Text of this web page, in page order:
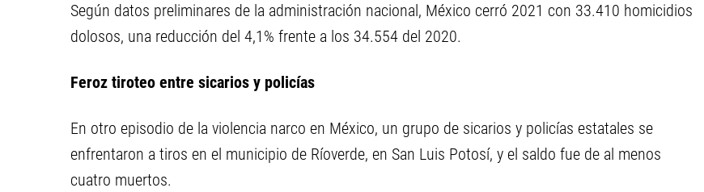
Según datos preliminares de la administración nacional, México cerró 2021 con 33.410 homicidios
dolosos, una reducción del 4,1% frente a los 34.554 del 2020.
Feroz tiroteo entre sicarios y policías
En otro episodio de la violencia narco en México, un grupo de sicarios y policías estatales se
enfrentaron a tiros en el municipio de Ríoverde, en San Luis Potosí, y el saldo fue de al menos
cuatro muertos.